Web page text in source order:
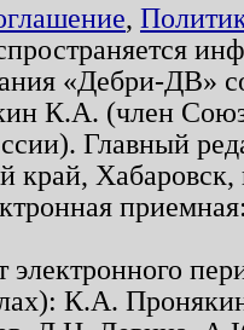
,
«Дебри-ДВ»
К.А. (член
Главный
край,
электронного
К.А.